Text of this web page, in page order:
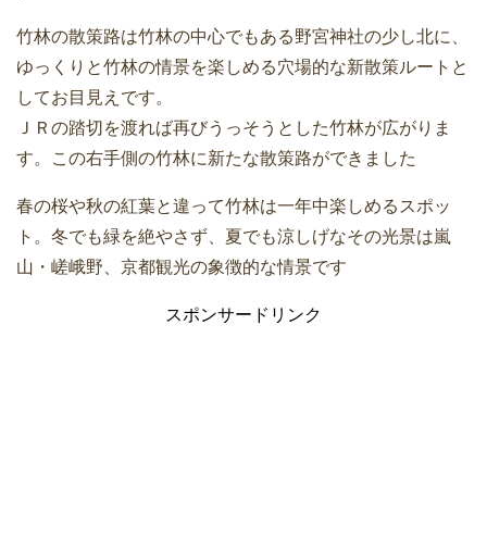
竹林の散策路は竹林の中心でもある野宮神社の少し北に、
ゆっくりと竹林の情景を楽しめる穴場的な新散策ルートと
してお目見えです。
ＪＲの踏切を渡れば再びうっそうとした竹林が広がりま
す。この右手側の竹林に新たな散策路ができました
春の桜や秋の紅葉と違って竹林は一年中楽しめるスポッ
ト。冬でも緑を絶やさず、夏でも涼しげなその光景は嵐
山・嵯峨野、京都観光の象徴的な情景です
スポンサードリンク